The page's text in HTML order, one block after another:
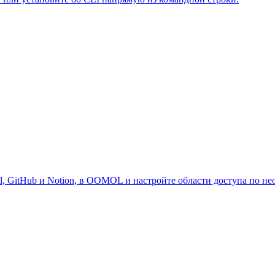
GitHub и Notion, в OOMOL и настройте области доступа по